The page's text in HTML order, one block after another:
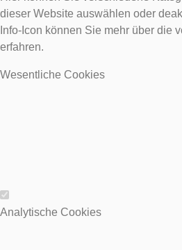
dieser Website auswählen oder
Info-Icon können Sie mehr über die
erfahren.
Wesentliche Cookies
Wesentliche Cookies
Analytische Cookies